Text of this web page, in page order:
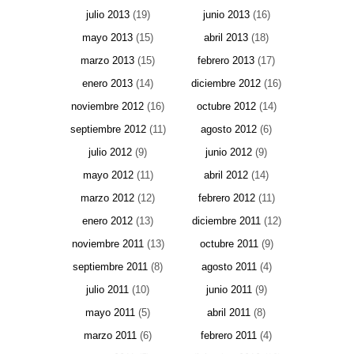
julio 2013(19) junio 2013(16)
mayo 2013 (15) abril 2013 (18)
marzo 2013 (15) febrero 2013 (17)
enero 2013 (14) diciembre 2012 (16)
noviembre 2012 (16) octubre 2012(14)
septiembre 2012(11) agosto 2012 (6)
julio 2012 (9) junio 2012 (9)
mayo 2012(11) abril 2012 (14)
marzo 2012 (12) febrero 2012(11)
enero 2012 (13) diciembre 2011(12)
noviembre 2011(13) octubre 2011(9)
septiembre 2011 (8) agosto 2011(4)
julio 2011 (10) junio 2011(9)
mayo 2011 (5) abril 2011 (8)
marzo 2011 (6) febrero 2011 (4)